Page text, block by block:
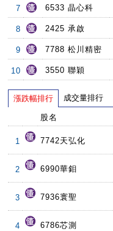
7 6533 晶心科
8 2425 承啟
9 7788 松川精密
10 3550 聯穎
漲跌幅排行 成交量排行
股名
1 7742天弘化
2 6990華鉬
3 7936寰聖
4 6786芯測